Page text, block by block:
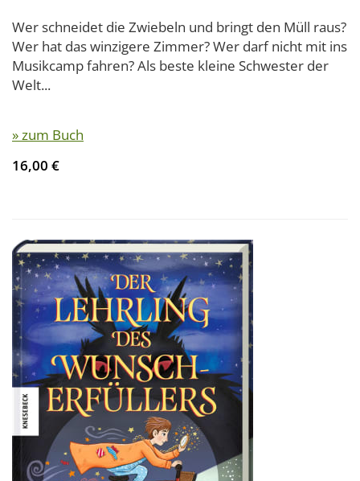
Wer schneidet die Zwiebeln und bringt den Müll raus?
Wer hat das winzigere Zimmer? Wer darf nicht mit ins
Musikcamp fahren? Als beste kleine Schwester der
Welt...
» zum Buch
16,00 €